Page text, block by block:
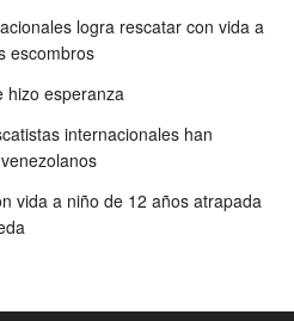
logra rescatar con vida a
escombros
hizo esperanza
internacionales han
vida a niño de 12 años atrapada